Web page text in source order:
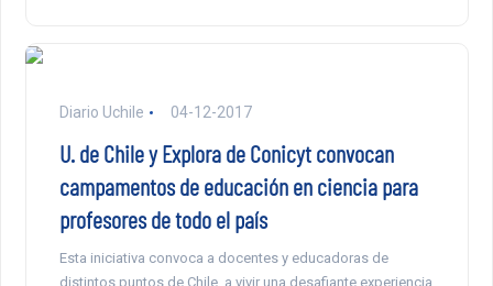
Diario Uchile 04-12-2017
U. de Chile y Explora de Conicyt convocan
campamentos de educación en ciencia para
profesores de todo el país
Esta iniciativa convoca a docentes y educadoras de
distintos puntos de Chile, a vivir una desafiante experiencia